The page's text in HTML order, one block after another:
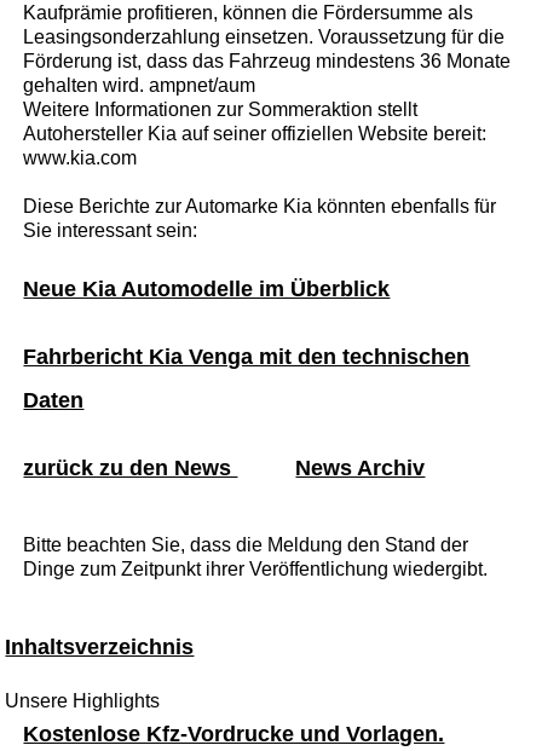
Kaufprämie profitieren, können die Fördersumme als
Leasingsonderzahlung einsetzen. Voraussetzung für die
Förderung ist, dass das Fahrzeug mindestens 36 Monate
gehalten wird. ampnet/aum
Weitere Informationen zur Sommeraktion stellt
Autohersteller Kia auf seiner offiziellen Website bereit:
www.kia.com
Diese Berichte zur Automarke Kia könnten ebenfalls für
Sie interessant sein:
Neue Kia Automodelle im Überblick
Fahrbericht Kia Venga mit den technischen
Daten
zurück zu den News News Archiv
Bitte beachten Sie, dass die Meldung den Stand der
Dinge zum Zeitpunkt ihrer Veröffentlichung wiedergibt.
Inhaltsverzeichnis
Unsere Highlights
Kostenlose Kfz-Vordrucke und Vorlagen.